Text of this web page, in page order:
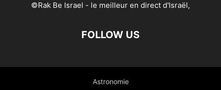
©Rak Be Israel - le meilleur en direct d'Israël,
FOLLOW US
Astronomie